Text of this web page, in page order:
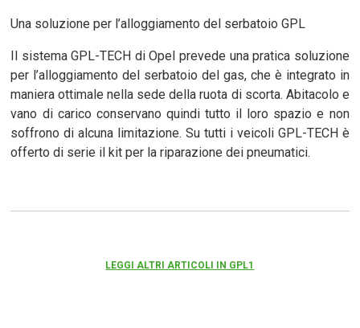
Una soluzione per l’alloggiamento del serbatoio GPL
Il sistema GPL-TECH di Opel prevede una pratica soluzione
per l’alloggiamento del serbatoio del gas, che è integrato in
maniera ottimale nella sede della ruota di scorta. Abitacolo e
vano di carico conservano quindi tutto il loro spazio e non
soffrono di alcuna limitazione. Su tutti i veicoli GPL-TECH è
offerto di serie il kit per la riparazione dei pneumatici.
LEGGI ALTRI ARTICOLI IN GPL1